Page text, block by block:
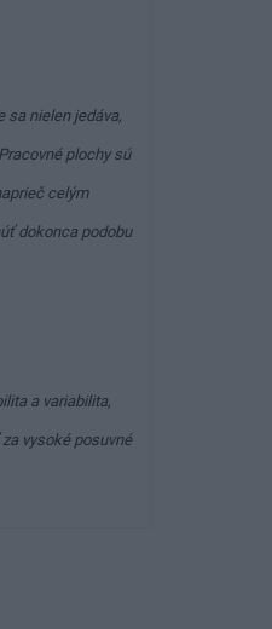
nielen jedáva,
plochy sú
celým
dokonca podobu
a variabilita,
vysoké posuvné